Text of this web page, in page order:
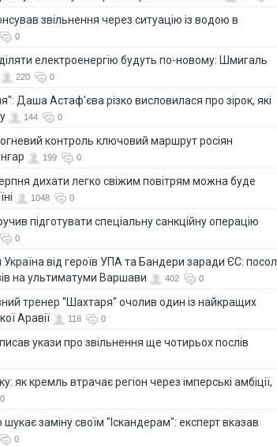
звільнення через ситуацію із водою в
0
електроенергію будуть по-новому: Шмигаль
220 0
Даша Астаф'єва різко висловилася про зірок, які
144 0
контроль ключовий маршрут росіян
199 0
дихати легко свіжим повітрям можна буде
1048 0
підготувати спеціальну санкційну операцію
0
від героїв УПА та Бандери заради ЄС: посол
на ультиматуми Варшави
402 0
тренер "Шахтаря" очолив один із найкращих
Аравії
118 0
укази про звільнення ще чотирьох послів
як кремль втрачає регіон через імперські амбіції,
0
шукає заміну своїм "Іскандерам": експерт вказав
0